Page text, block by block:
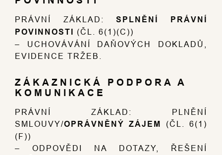
PRÁVNÍ ZÁKLAD:SPLNĚNÍ PRÁVNÍ
POVINNOSTI (ČL. 6(1)(C))
– UCHOVÁVÁNÍ DAŇOVÝCH DOKLADŮ,
EVIDENCE TRŽEB.
ZÁKAZNICKÁ PODPORA A
KOMUNIKACE
PRÁVNÍ ZÁKLAD: PLNĚNÍ
SMLOUVY/OPRÁVNĚNÝ ZÁJEM
(ČL. 6(1)
(F))
– ODPOVĚDI NA DOTAZY, ŘEŠENÍ